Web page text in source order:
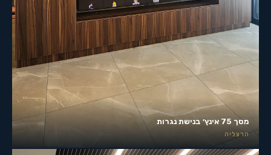
מסך 75 אינץ׳ בנישת נגרות
הרצליה